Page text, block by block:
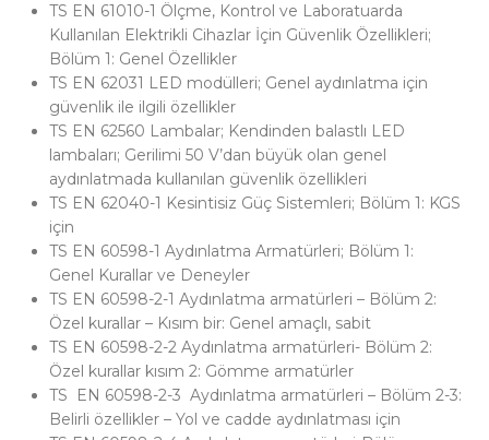
TS EN 61010-1 Ölçme, Kontrol ve Laboratuarda
Kullanılan Elektrikli Cihazlar İçin Güvenlik Özellikleri;
Bölüm 1: Genel Özellikler
TS EN 62031 LED modülleri; Genel aydınlatma için
güvenlik ile ilgili özellikler
TS EN 62560 Lambalar; Kendinden balastlı LED
lambaları; Gerilimi 50 V’dan büyük olan genel
aydınlatmada kullanılan güvenlik özellikleri
TS EN 62040-1 Kesintisiz Güç Sistemleri; Bölüm 1: KGS
için
TS EN 60598-1 Aydınlatma Armatürleri; Bölüm 1:
Genel Kurallar ve Deneyler
TS EN 60598-2-1 Aydınlatma armatürleri – Bölüm 2:
Özel kurallar – Kısım bir: Genel amaçlı, sabit
TS EN 60598-2-2 Aydınlatma armatürleri- Bölüm 2:
Özel kurallar kısım 2: Gömme armatürler
TS EN 60598-2-3 Aydınlatma armatürleri – Bölüm 2-3:
Belirli özellikler – Yol ve cadde aydınlatması için